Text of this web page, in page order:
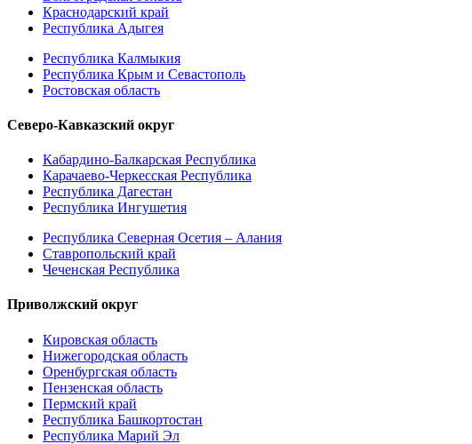
Краснодарский край
Республика Адыгея
Республика Калмыкия
Республика Крым и Севастополь
Ростовская область
Северо-Кавказский округ
Кабардино-Балкарская Республика
Карачаево-Черкесская Республика
Республика Дагестан
Республика Ингушетия
Республика Северная Осетия – Алания
Ставропольский край
Чеченская Республика
Приволжский округ
Кировская область
Нижегородская область
Оренбургская область
Пензенская область
Пермский край
Республика Башкортостан
Республика Марий Эл